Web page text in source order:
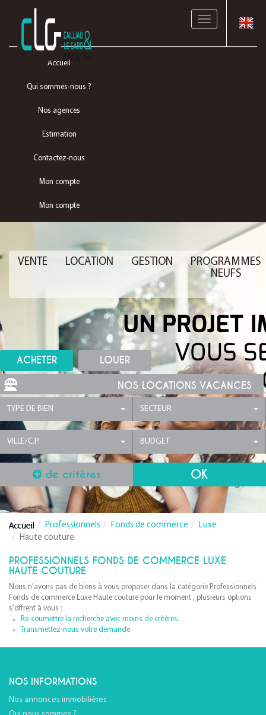
Toggle
Accueil
Qui sommes-nous ?
Nos agences
Estimation
Contactez-nous
Mon compte
Mon compte
VENTE LOCATION GESTION
PROGRAMMES
NEUFS
ACHETER LOUER
NOS LOCATIONS VACANCES
TYPE DE BIEN SECTEUR
VILLE/C.P. BUDGET
de critères
Professionnels Fonds de commerce
Luxe
Haute couture
PROFESSIONNELS FONDS DE COMMERCE LUXE
HAUTE COUTURE
Nous n'avons pas de biens à vous proposer dans la catégorie Professionnels
Fonds de commerce Luxe Haute couture pour le moment , plusieurs options
s'offrent à vous :
Re-soumettre la recherche avec moins de critères.
Transmettez-nous votre demande
NOS INFORMATIONS
Nos annonces immobilières